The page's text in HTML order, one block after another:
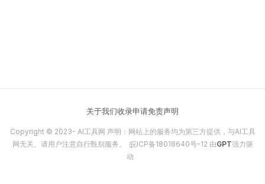
关于我们收录申请免责声明
Copyright © 2023- AI工具网 声明：网站上的服务均为第三方提供，与AI工具
网无关。请用户注意自行甄别服务。 皖ICP备18018640号-12 由GPT强力驱
动